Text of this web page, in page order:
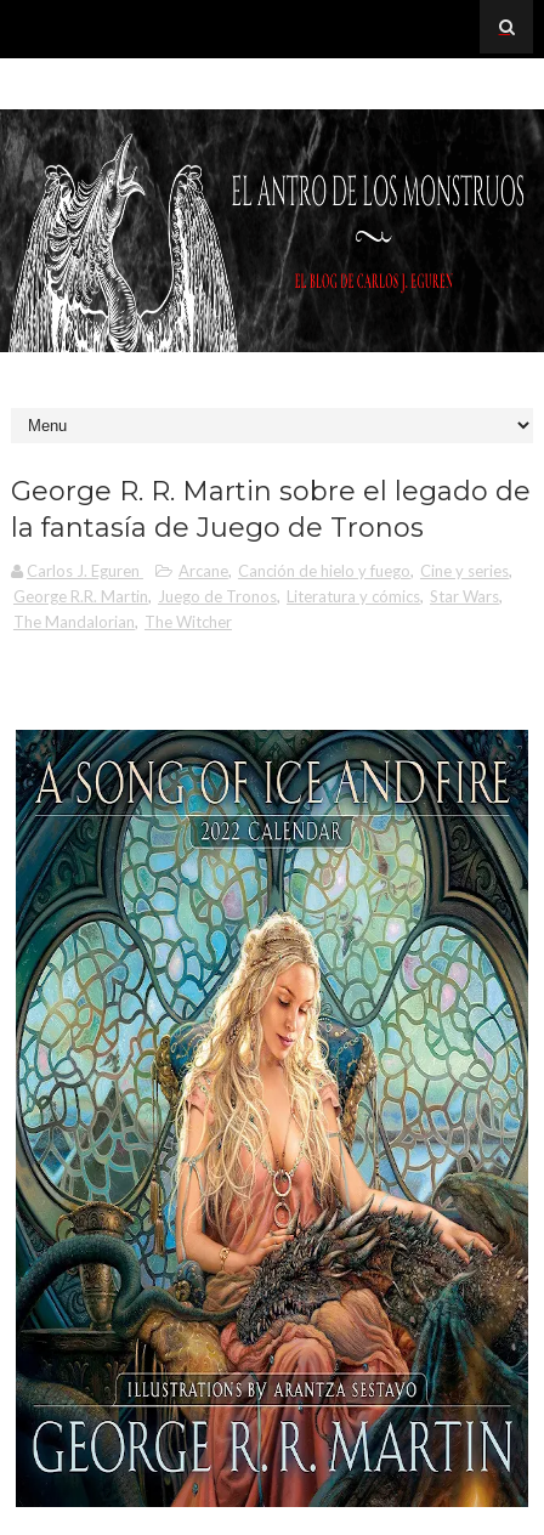
George R. R. Martin sobre el legado de
la fantasía de Juego de Tronos
Carlos J. Eguren Arcane, Canción de hielo y fuego, Cine y series,
George R.R. Martin, Juego de Tronos, Literatura y cómics, Star Wars,
The Mandalorian, The Witcher